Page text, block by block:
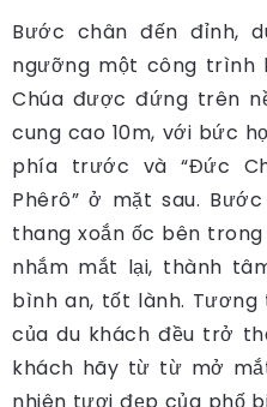
Bước chân đến đỉnh,
ngưỡng một công trình
Chúa được đứng trên
cung cao 10m, với bức
phía trước và “Đức
Phêrô” ở mặt sau.
thang xoắn ốc bên
nhắm mắt lại, thành
bình an, tốt lành. Tương
của du khách đều trở
khách hãy từ từ mở
nhiên tươi đẹp của phố